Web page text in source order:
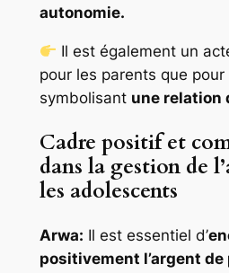
autonomie.
Il est également un
pour les parents que
symbolisant une relation
Cadre positif et
dans la gestion de
les adolescents
Arwa: Il est essentiel d’
positivement l’argent de